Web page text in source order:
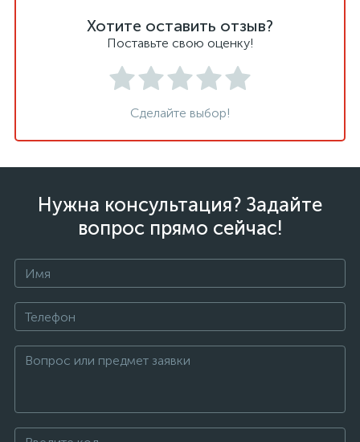
Хотите оставить отзыв?
Поставьте свою оценку!
Сделайте выбор!
Нужна консультация? Задайте
вопрос прямо сейчас!